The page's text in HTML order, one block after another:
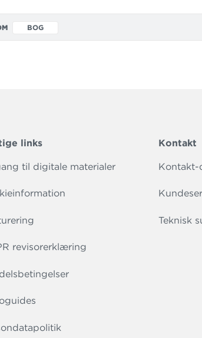
BOG
links
til digitale materialer
revisorerklæring
Kontakt
Kontakt-
Teknisk